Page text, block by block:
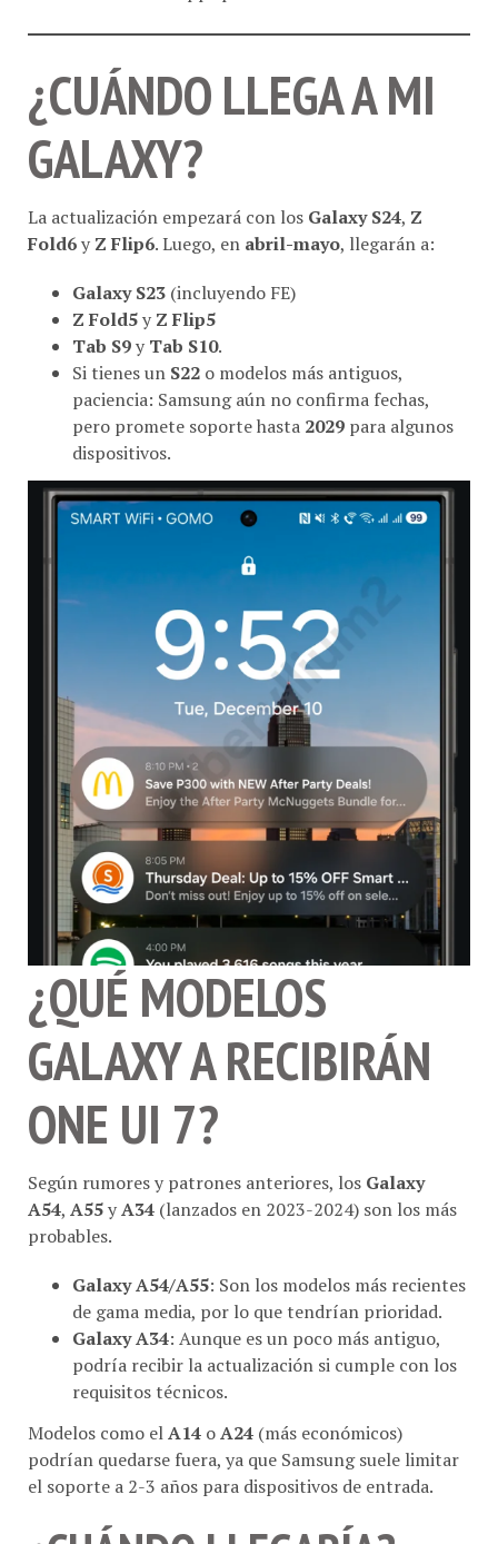
¿CUÁNDO LLEGA A MI
GALAXY?
La actualización empezará con los Galaxy S24 Z
Fold6y Z Flip6 . Luego, en abril-mayo , llegarán a:
Galaxy S23 (incluyendo FE)
Z Fold5y Z Flip5
Tab S9y Tab S10.
Si tienes un S22 o modelos más antiguos,
paciencia: Samsung aún no confirma fechas,
pero promete soporte hasta 2029 para algunos
dispositivos.
¿QUÉ MODELOS
GALAXY A RECIBIRÁN
ONE UI 7?
Según rumores y patrones anteriores, los Galaxy
A54 A55y A34 (lanzados en 2023-2024) son los más
probables.
Galaxy A54/A55: Son los modelos más recientes
de gama media, por lo que tendrían prioridad.
Galaxy A34: Aunque es un poco más antiguo,
podría recibir la actualización si cumple con los
requisitos técnicos.
Modelos como el A14 o A24 (más económicos)
podrían quedarse fuera, ya que Samsung suele limitar
el soporte a 2-3 años para dispositivos de entrada.